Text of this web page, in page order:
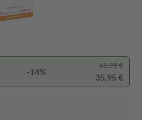
-14%
41,95 €
35,95 €